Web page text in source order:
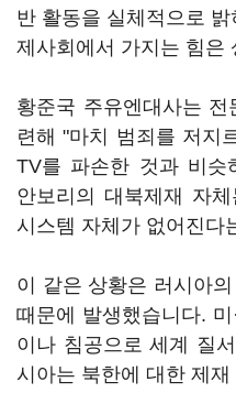
반 활동을 실체적으로
제사회에서 가지는 힘은
황준국 주유엔대사는
련해 "마치 범죄를 저지
TV를 파손한 것과 비슷
안보리의 대북제재 자
시스템 자체가 없어진다
이 같은 상황은 러시아
때문에 발생했습니다.
이나 침공으로 세계 질
시아는 북한에 대한 제